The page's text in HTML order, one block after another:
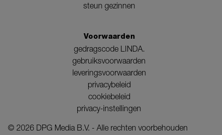
steun gezinnen
Voorwaarden
gedragscode LINDA.
gebruiksvoorwaarden
leveringsvoorwaarden
privacybeleid
cookiebeleid
privacy-instellingen
© 2026 DPG Media B.V. - Alle rechten voorbehouden